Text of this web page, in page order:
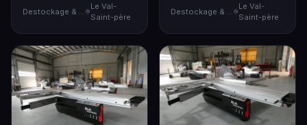
Le Val-
Saint-père
Le Val-
Saint-père